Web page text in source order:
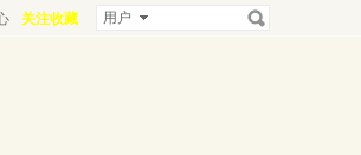
关注收藏 用户